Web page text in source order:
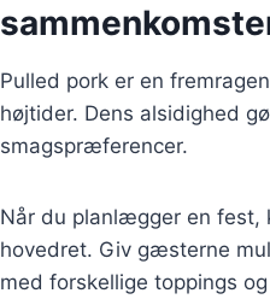
Pulled pork er en
højtider. Dens alsidighed
smagspræferencer.
Når du planlægger en fest,
hovedret. Giv gæsterne
med forskellige toppings